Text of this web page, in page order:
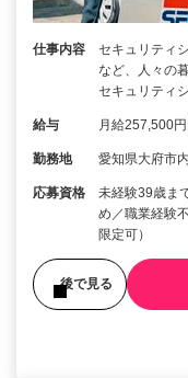
仕事内容
セキュリティ
など、人々の
セキュリティ
給与 月給257,500
勤務地 愛知県大府市
応募資格
未経験39歳ま
め／職業経験
限定可）
後で見る